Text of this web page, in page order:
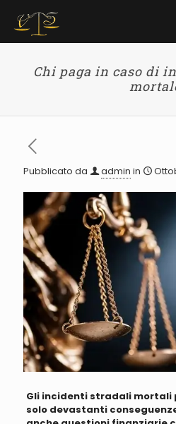
Chi paga in caso di
Pubblicato da admin in
Gli incidenti stradali mortali
solo devastanti